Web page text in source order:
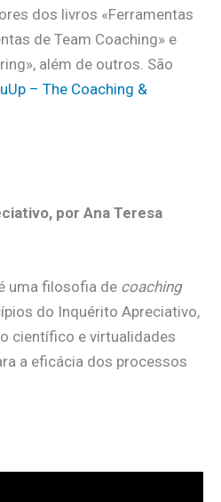
dos livros «Ferramentas
de Team Coaching» e
além de outros. São
– The Coaching &
por Ana Teresa
uma filosofia de coaching
do Inquérito Apreciativo,
científico e virtualidades
a eficácia dos processos